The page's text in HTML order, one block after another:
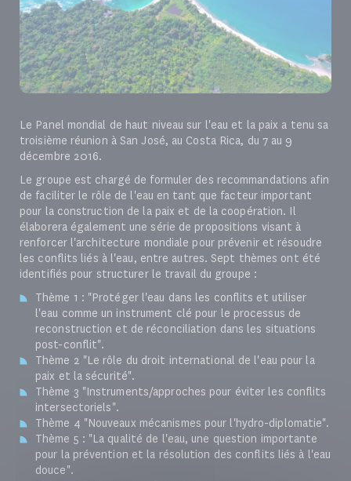
Le Panel mondial de haut niveau sur l'eau et la paix a tenu sa
troisième réunion à San José, au Costa Rica, du 7 au 9
décembre 2016.
Le groupe est chargé de formuler des recommandations afin
de faciliter le rôle de l'eau en tant que facteur important
pour la construction de la paix et de la coopération. Il
élaborera également une série de propositions visant à
renforcer l'architecture mondiale pour prévenir et résoudre
les conflits liés à l'eau, entre autres. Sept thèmes ont été
identifiés pour structurer le travail du groupe :
Thème 1 : "Protéger l'eau dans les conflits et utiliser
l'eau comme un instrument clé pour le processus de
reconstruction et de réconciliation dans les situations
post-conflit".
Thème 2 "Le rôle du droit international de l'eau pour la
paix et la sécurité".
Thème 3 "Instruments/approches pour éviter les conflits
intersectoriels".
Thème 4 "Nouveaux mécanismes pour l'hydro-diplomatie".
Thème 5 : "La qualité de l'eau, une question importante
pour la prévention et la résolution des conflits liés à l'eau
douce".